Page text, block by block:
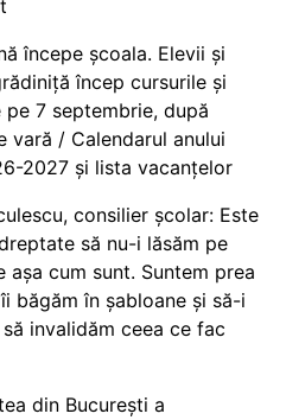
începe școala. Elevii și
încep cursurile și
7 septembrie, după
vară / Calendarul anului
2027 și lista vacanțelor
consilier școlar: Este
să nu-i lăsăm pe
așa cum sunt. Suntem prea
băgăm în șabloane și să-i
invalidăm ceea ce fac
din București a